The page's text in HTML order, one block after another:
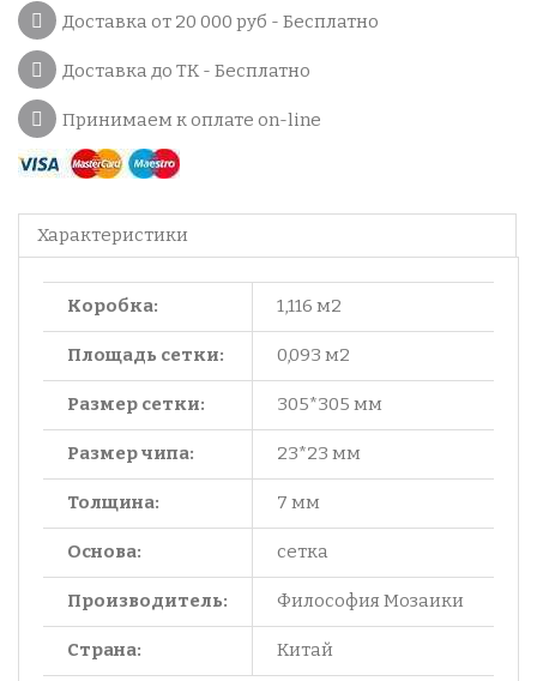
Доставка от 20 000 руб - Бесплатно
Доставка до ТК - Бесплатно
Принимаем к оплате on-line
Характеристики
Коробка: 1,116 м2
Площадь сетки: 0,093 м2
Размер сетки: 305*305 мм
Размер чипа: 23*23 мм
Толщина: 7 мм
Основа: сетка
Производитель: Философия Мозаики
Страна: Китай